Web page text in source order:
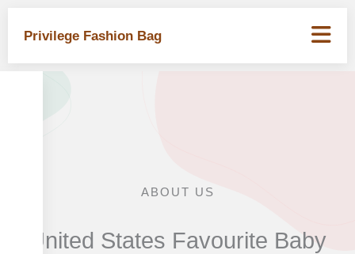
Privilege Fashion Bag
ABOUT US
United States Favourite Baby